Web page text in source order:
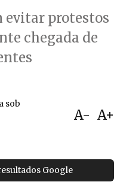
evitar protestos
chegada de
sob
A- A+
Google